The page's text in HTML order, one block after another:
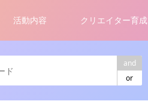
活動内容 クリエイター育成
and
or